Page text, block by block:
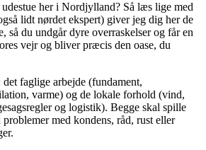
her i Nordjylland? Så læs lige med
lidt nørdet ekspert) giver jeg dig her de
så du undgår dyre overraskelser og får en
vejr og bliver præcis den oase, du
faglige arbejde (fundament,
varme) og de lokale forhold (vind,
og logistik). Begge skal spille
med kondens, råd, rust eller